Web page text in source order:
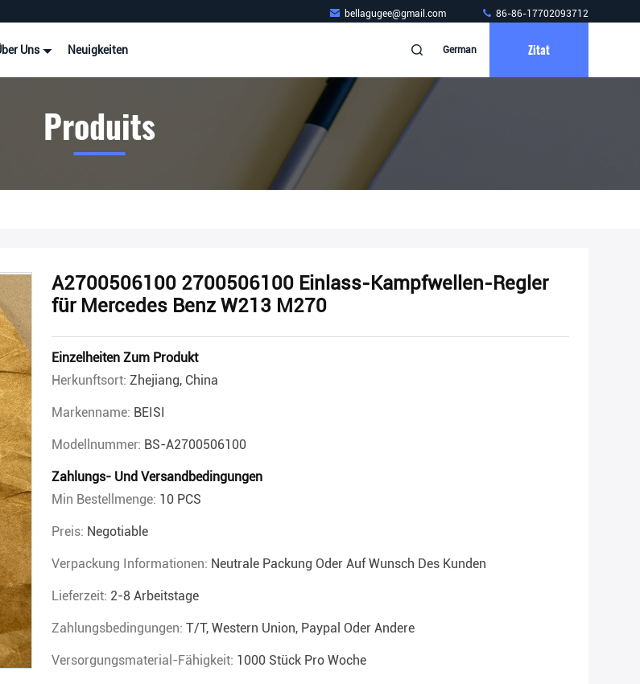
bellagugee@gmail.com 86-86-17702093712
Uns Neuigkeiten German Zitat
Produits
A2700506100 2700506100 Einlass-Kampfwellen-Regler
für Mercedes Benz W213 M270
Einzelheiten Zum Produkt
Herkunftsort: Zhejiang, China
Markenname: BEISI
Modellnummer: BS-A2700506100
Zahlungs- Und Versandbedingungen
Min Bestellmenge: 10 PCS
Preis: Negotiable
Verpackung Informationen: Neutrale Packung Oder Auf Wunsch Des Kunden
Lieferzeit: 2-8 Arbeitstage
Zahlungsbedingungen: T/T, Western Union, Paypal Oder Andere
Versorgungsmaterial-Fähigkeit: 1000 Stück Pro Woche